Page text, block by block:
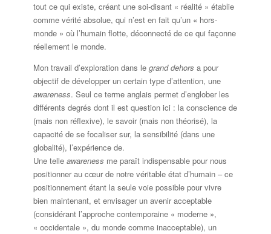
tout ce qui existe, créant une soi-disant « réalité » établie
comme vérité absolue, qui n’est en fait qu’un « hors-
monde » où l’humain flotte, déconnecté de ce qui façonne
réellement le monde.
Mon travail d’exploration dans le grand dehors a pour
objectif de développer un certain type d’attention, une
awareness. Seul ce terme anglais permet d’englober les
différents degrés dont il est question ici : la conscience de
(mais non réflexive), le savoir (mais non théorisé), la
capacité de se focaliser sur, la sensibilité (dans une
globalité), l’expérience de.
Une telle awareness me paraît indispensable pour nous
positionner au cœur de notre véritable état d’humain – ce
positionnement étant la seule voie possible pour vivre
bien maintenant, et envisager un avenir acceptable
(considérant l’approche contemporaine « moderne »,
« occidentale », du monde comme inacceptable), un